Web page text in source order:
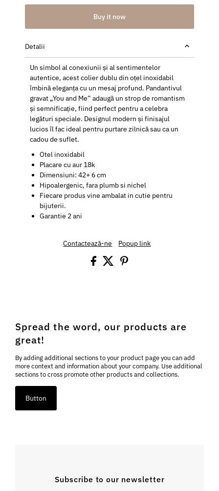
Buy it now
Detalii
Un simbol al conexiunii și al sentimentelor
autentice, acest colier dublu din oțel inoxidabil
îmbină eleganța cu un mesaj profund. Pandantivul
gravat „You and Me” adaugă un strop de romantism
și semnificație, fiind perfect pentru a celebra
legături speciale. Designul modern și finisajul
lucios îl fac ideal pentru purtare zilnică sau ca un
cadou de suflet.
Otel inoxidabil
Placare cu aur 18k
Dimensiuni: 42+ 6 cm
Hipoalergenic, fara plumb si nichel
Fiecare produs vine ambalat in cutie pentru
bijuterii.
Garantie 2 ani
Contactează-ne Popup link
Spread the word, our products are
great!
By adding additional sections to your product page you can add
more context and information about your company. Use additional
sections to cross promote other products and collections.
Button
Subscribe to our newsletter